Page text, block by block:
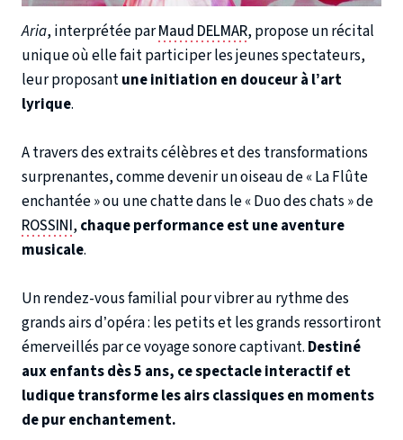
Aria, interprétée parMaud DELMAR, propose un récital
unique où elle fait participer les jeunes spectateurs,
leur proposantune initiation en douceur à l’art
lyrique.
A travers des extraits célèbres et des transformations
surprenantes, comme devenir un oiseau de « La Flûte
enchantée » ou une chatte dans le « Duo des chats » de
ROSSINI, chaque performance est une aventure
musicale.
Un rendez-vous familial pour vibrer au rythme des
grands airs d’opéra : les petits et les grands ressortiront
émerveillés par ce voyage sonore captivant. Destiné
aux enfants dès 5 ans, ce spectacle interactif et
ludique transforme les airs classiques en moments
de pur enchantement.